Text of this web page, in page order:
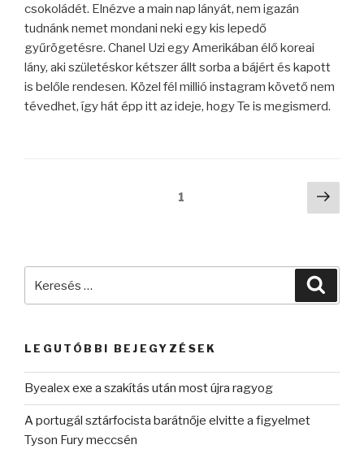
csokoládét. Elnézve a main nap lányát, nem igazán
tudnánk nemet mondani neki egy kis lepedő
gyűrögetésre. Chanel Uzi egy Amerikában élő koreai
lány, aki születéskor kétszer állt sorba a bájért és kapott
is belőle rendesen. Közel fél millió instagram követő nem
tévedhet, így hát épp itt az ideje, hogy Te is megismerd.
1
oldal
LEGUTÓBBI BEJEGYZÉSEK
Byealex exe a szakítás után most újra ragyog
A portugál sztárfocista barátnője elvitte a figyelmet
Tyson Fury meccsén